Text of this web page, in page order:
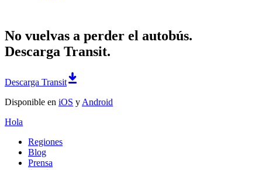
No vuelvas a perder el autobús.
Descarga Transit.
Descarga Transit
Disponible en iOS y Android
Hola
Regiones
Blog
Prensa